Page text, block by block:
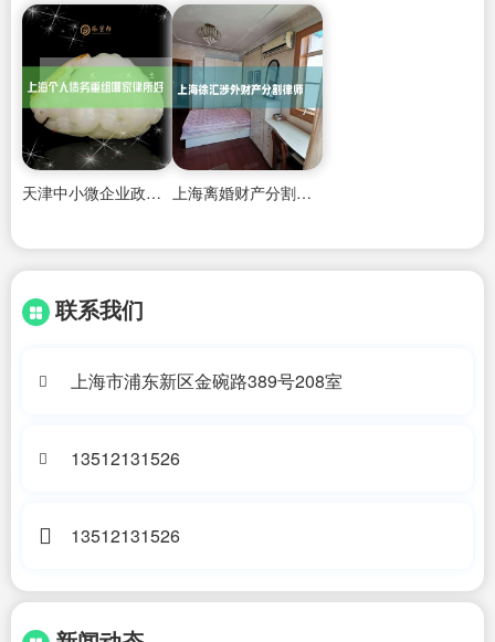
天津中小微企业政府性融资担保贷款政策文件 上海离婚财产分割2018
联系我们
上海市浦东新区金碗路389号208室
13512131526
13512131526